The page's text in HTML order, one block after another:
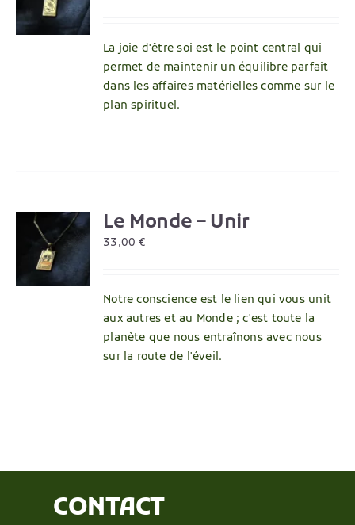
La joie d'être soi est le point central qui
permet de maintenir un équilibre parfait
dans les affaires matérielles comme sur le
plan spirituel.
Le Monde – Unir
33,00€
Notre conscience est le lien qui vous unit
aux autres et au Monde ; c'est toute la
planète que nous entraînons avec nous
sur la route de l'éveil.
CONTACT